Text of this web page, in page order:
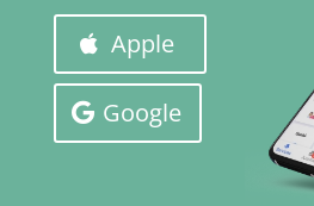
DÉMARCHES
CONTACT
Apple
Google